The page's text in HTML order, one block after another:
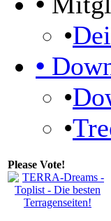
•
•
•
•
Please Vote!